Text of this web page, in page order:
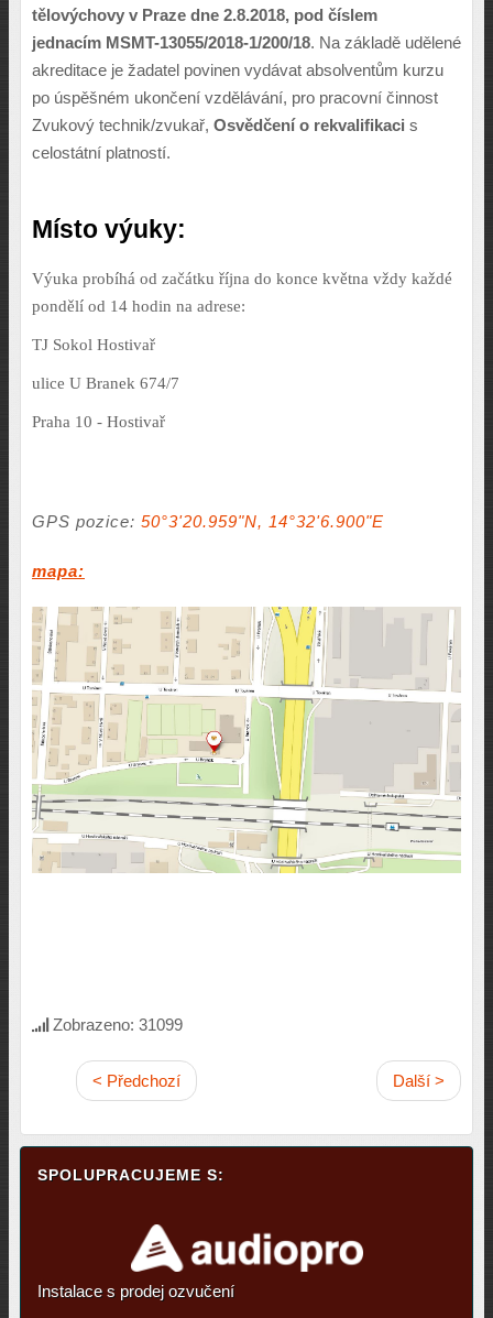
tělovýchovy v Praze dne 2.8.2018, pod číslem
jednacím MSMT-13055/2018-1/200/18. Na základě udělené
akreditace je žadatel povinen vydávat absolventům kurzu
po úspěšném ukončení vzdělávání, pro pracovní činnost
Zvukový technik/zvukař, Osvědčení o rekvalifikaci s
celostátní platností.
Místo výuky:
Výuka probíhá od začátku října do konce května vždy každé
pondělí od 14 hodin na adrese:
TJ Sokol Hostivař
ulice U Branek 674/7
Praha 10 - Hostivař
GPS pozice: 50°3'20.959"N, 14°32'6.900"E
mapa:
Zobrazeno: 31099
< Předchozí Další >
SPOLUPRACUJEME S:
Instalace s prodej ozvučení